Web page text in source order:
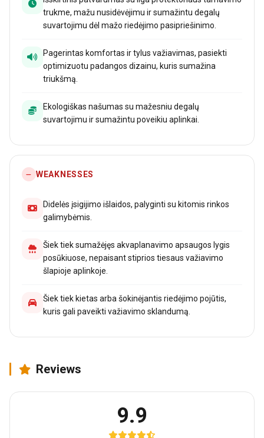
trukme, mažu nusidėvėjimu ir sumažintu degalų
suvartojimu dėl mažo riedėjimo pasipriešinimo.
Pagerintas komfortas ir tylus važiavimas, pasiekti
optimizuotu padangos dizainu, kuris sumažina
triukšmą.
Ekologiškas našumas su mažesniu degalų
suvartojimu ir sumažintu poveikiu aplinkai.
WEAKNESSES
Didelės įsigijimo išlaidos, palyginti su kitomis rinkos
galimybėmis.
Šiek tiek sumažėjęs akvaplanavimo apsaugos lygis
posūkiuose, nepaisant stiprios tiesaus važiavimo
šlapioje aplinkoje.
Šiek tiek kietas arba šokinėjantis riedėjimo pojūtis,
kuris gali paveikti važiavimo sklandumą.
Reviews
9.9